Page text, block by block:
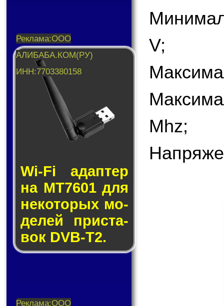
Wi-Fi адап­тер
на MT7601 для
не­ко­то­рых мо­
де­лей прис­та­
вок DVB-T2.
V;
Mhz;